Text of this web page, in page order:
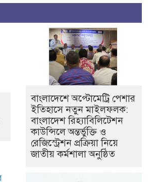
বাংলাদেশে অপ্টোমেট্রি পেশার
ইতিহাসে নতুন মাইলফলক:
বাংলাদেশ রিহ্যাবিলিটেশন
কাউন্সিলে অন্তর্ভুক্তি ও
রেজিস্ট্রেশন প্রক্রিয়া নিয়ে
জাতীয় কর্মশালা অনুষ্ঠিত